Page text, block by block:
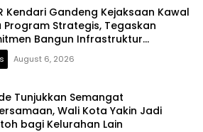
Kendari Gandeng Kejaksaan Kawal
Program Strategis, Tegaskan
Bangun Infrastruktur
August 6, 2026
Tunjukkan Semangat
Wali Kota Yakin Jadi
bagi Kelurahan Lain